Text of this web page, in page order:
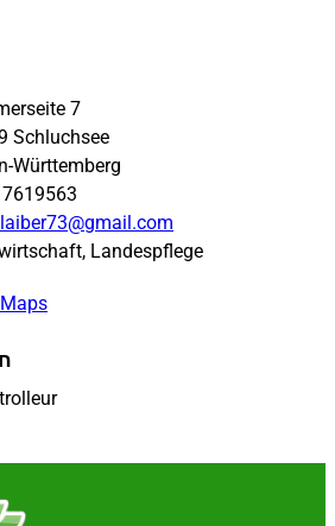
7
Schluchsee
Württemberg
Landespflege